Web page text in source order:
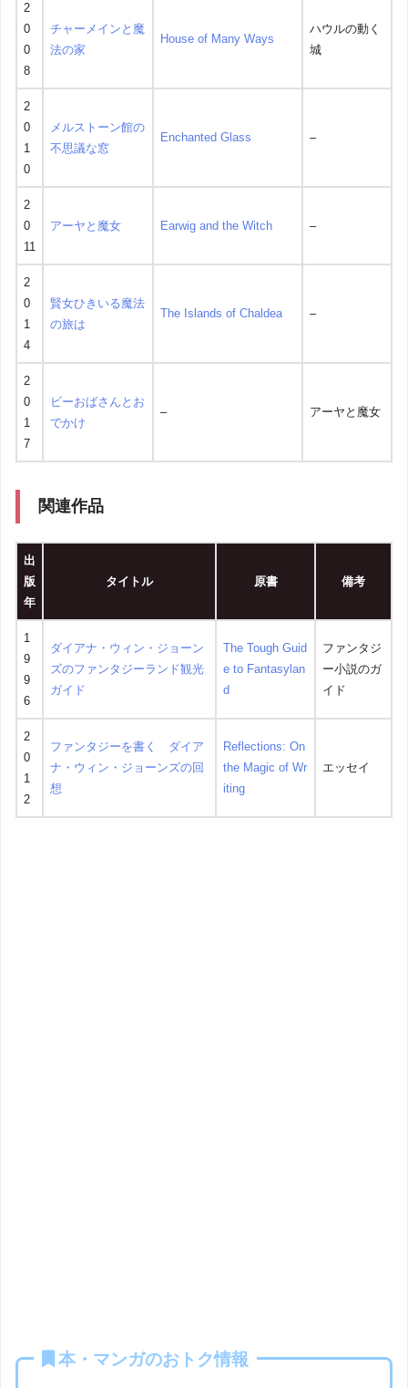
2
0
0
8
チャーメインと魔
法の家
House of Many Ways
ハウルの動く
城
2
0
1
0
メルストーン館の
不思議な窓
Enchanted Glass –
2
0
11
アーヤと魔女 Earwig and the Witch –
2
0
1
4
賢女ひきいる魔法
の旅は
The Islands of Chaldea –
2
0
1
7
ビーおばさんとお
でかけ
– アーヤと魔女
関連作品
出
版
年
タイトル 原書 備考
1
9
9
6
ダイアナ・ウィン・ジョーン
ズのファンタジーランド観光
ガイド
The Tough Guid
e to Fantasylan
d
ファンタジ
ー小説のガ
イド
2
0
1
2
ファンタジーを書く ダイア
ナ・ウィン・ジョーンズの回
想
Reflections: On
the Magic of Wr
iting
エッセイ
本・マンガのおトク情報